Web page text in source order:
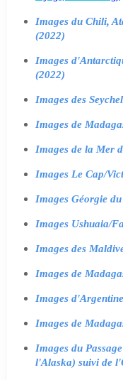
Images du Chili,
(2022)
Images
(2022)
Images des
Images de
Images de la Mer
Images Le Cap/
Images Géorgie
Images Ushuaia/
Images des
Images de
Images
Images de
Images du
l'Alaska) suivi de